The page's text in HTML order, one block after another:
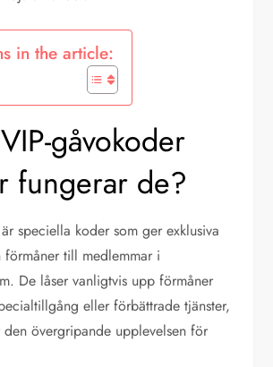
in the article:
gåvokoder
fungerar de?
speciella koder som ger exklusiva
till medlemmar i
De låser vanligtvis upp förmåner
eller förbättrade tjänster,
övergripande upplevelsen för